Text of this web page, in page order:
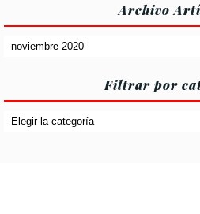
Archivo
Archivo
Filtrar por
Filtrar